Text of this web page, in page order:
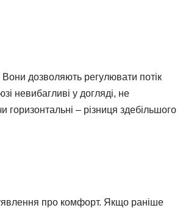
дозволяють регулювати потік
невибагливі у догляді, не
горизонтальні – різниця здебільшого
про комфорт. Якщо раніше